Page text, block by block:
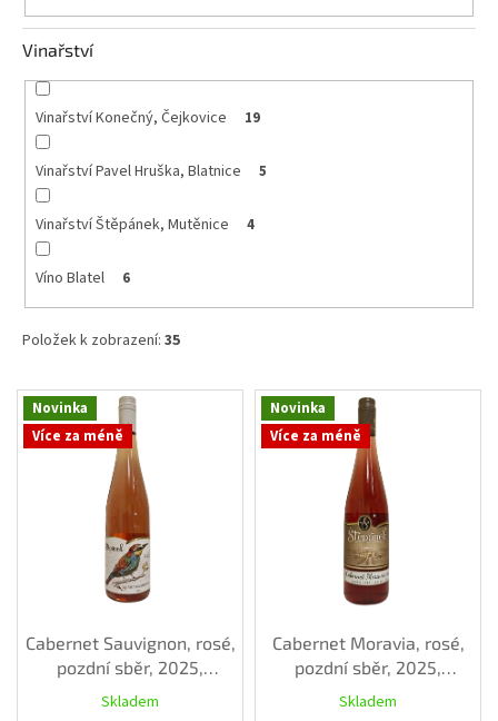
Vinařství
Vinařství Konečný, Čejkovice 19
Vinařství Pavel Hruška, Blatnice 5
Vinařství Štěpánek, Mutěnice 4
Víno Blatel 6
Položek k zobrazení: 35
V Novinka
Více za méně
Cabernet Sauvignon, rosé,
pozdní sběr, 2025,
polosuché, 0,75 l
Skladem
Novinka
Více za méně
Cabernet Moravia, rosé,
pozdní sběr, 2025,
polosuché, 0,75 l
Skladem